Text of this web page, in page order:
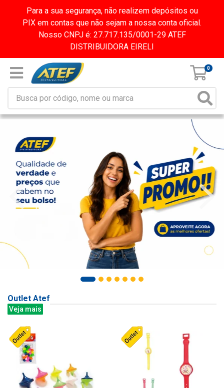
Para a sua segurança, não realizem depósitos ou
PIX em contas que não sejam a nossa conta oficial.
Nosso CNPJ é: 27.717.135/0001-29 ATEF
DISTRIBUIDORA EIRELI
0
Outlet Atef
Veja mais